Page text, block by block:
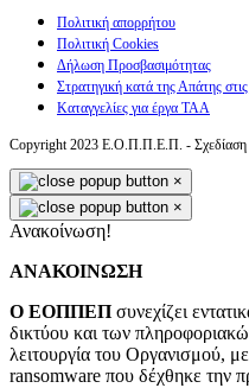
Πολιτική απορρήτου
Πολιτική Cookies
Δήλωση Προσβασιμότητας
Στρατηγική κατά της Απάτης
Καταγγελίες για έργα ΤΑΑ
Copyright 2023 Ε.Ο.Π.Π.Ε.Π. -
×
×
Ανακοίνωση!
ΑΝΑΚΟΙΝΩΣΗ
Ο ΕΟΠΠΕΠ συνεχίζει
δικτύου και των
λειτουργία του Οργανισμού,
ransomware που δέχθηκε την